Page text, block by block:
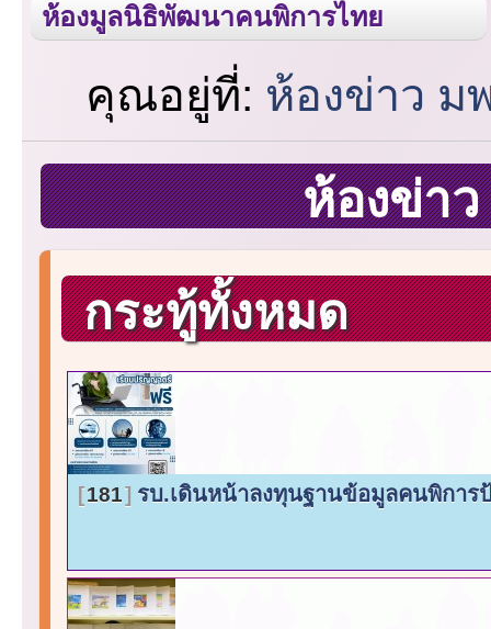
ห้องมูลนิธิพัฒนาคนพิการไทย
คุณอยู่ที่: ห้องข่าว
ห้องข่า
กระทู้ทั้งหมด
181 รบ.เดินหน้าลงทุนฐานข้อมูลคนพิการ